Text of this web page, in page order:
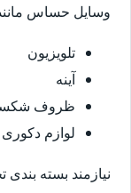
وسایل حساس
تلویزیون
آینه
ظروف
لوازم دکوری
نیازمند بسته